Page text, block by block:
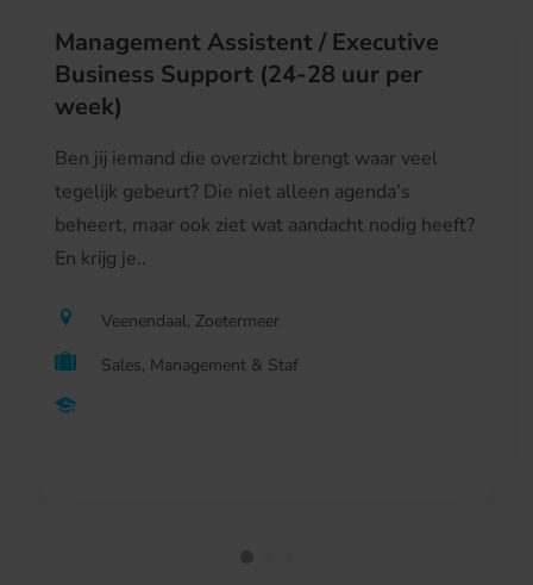
Management Assistent / Executive
Business Support (24-28 uur per
week)
Ben jij iemand die overzicht brengt waar veel
tegelijk gebeurt? Die niet alleen agenda’s
beheert, maar ook ziet wat aandacht nodig heeft?
En krijg je..
Veenendaal, Zoetermeer
Sales, Management & Staf